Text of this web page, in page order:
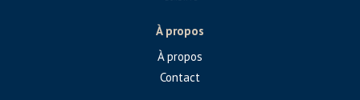
À propos
À propos
Contact